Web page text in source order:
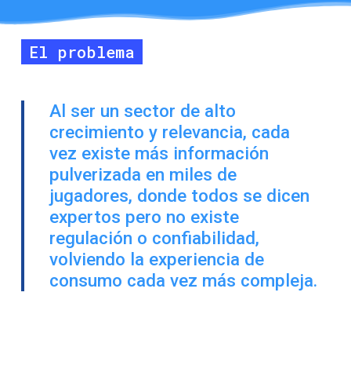
El problema
Al ser un sector de alto
crecimiento y relevancia, cada
vez existe más información
pulverizada en miles de
jugadores, donde todos se dicen
expertos pero no existe
regulación o confiabilidad,
volviendo la experiencia de
consumo cada vez más compleja.